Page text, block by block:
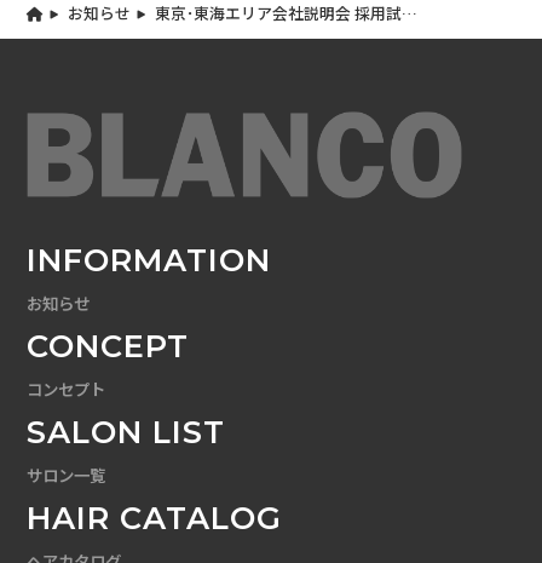
お知らせ
東京･東海エリア会社説明会 採用試験
変更のお知らせ
INFORMATION
お知らせ
CONCEPT
コンセプト
SALON LIST
サロン一覧
HAIR CATALOG